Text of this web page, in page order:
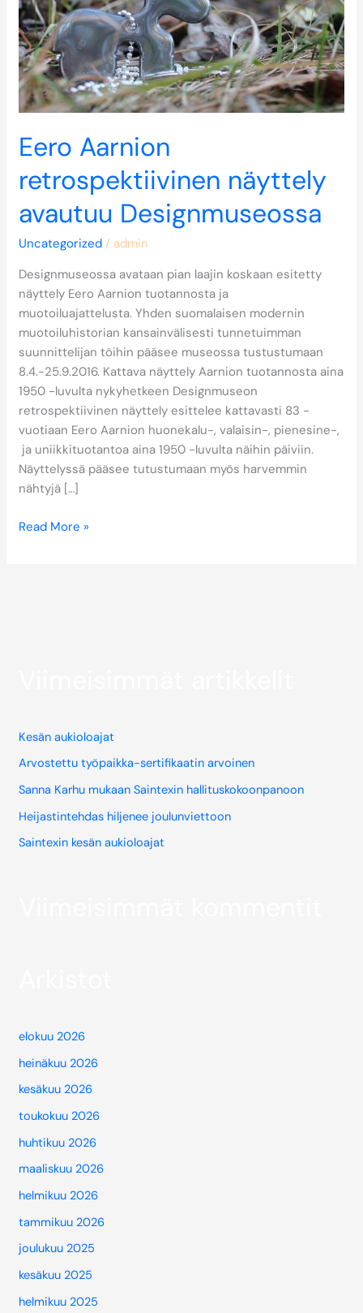
Eero Aarnion
retrospektiivinen näyttely
avautuu Designmuseossa
Uncategorized / admin
Designmuseossa avataan pian laajin koskaan esitetty
näyttely Eero Aarnion tuotannosta ja
muotoiluajattelusta. Yhden suomalaisen modernin
muotoiluhistorian kansainvälisesti tunnetuimman
suunnittelijan töihin pääsee museossa tustustumaan
8.4.-25.9.2016. Kattava näyttely Aarnion tuotannosta aina
1950 -luvulta nykyhetkeen Designmuseon
retrospektiivinen näyttely esittelee kattavasti 83 -
vuotiaan Eero Aarnion huonekalu-, valaisin-, pienesine-,
ja uniikkituotantoa aina 1950 -luvulta näihin päiviin.
Näyttelyssä pääsee tutustumaan myös harvemmin
nähtyjä […]
Read More »
Kesän aukioloajat
Arvostettu työpaikka-sertifikaatin arvoinen
Sanna Karhu mukaan Saintexin hallituskokoonpanoon
Heijastintehdas hiljenee joulunviettoon
Saintexin kesän aukioloajat
elokuu 2026
heinäkuu 2026
kesäkuu 2026
toukokuu 2026
huhtikuu 2026
maaliskuu 2026
helmikuu 2026
tammikuu 2026
joulukuu 2025
kesäkuu 2025
helmikuu 2025